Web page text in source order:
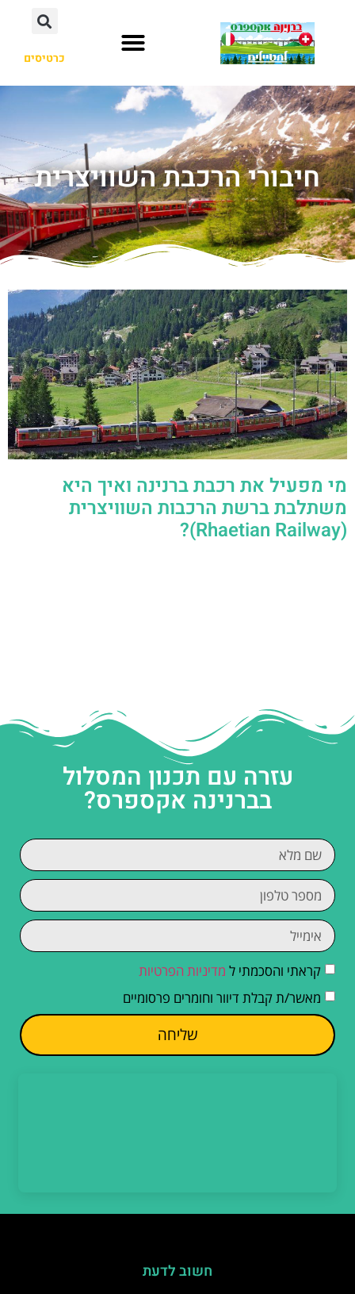
כרטיסים
חיבורי הרכבת השוויצרית
מי מפעיל את רכבת ברנינה ואיך היא
משתלבת ברשת הרכבות השוויצרית
(Rhaetian Railway)?
עזרה עם תכנון המסלול
בברנינה אקספרס?
קראתי והסכמתי ל מדיניות הפרטיות
מאשר/ת קבלת דיוור וחומרים פרסומיים
שליחה
חשוב לדעת